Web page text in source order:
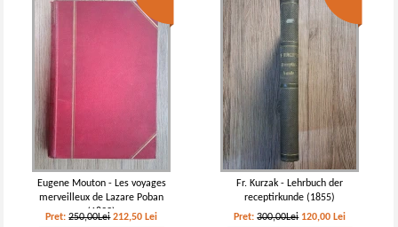
Eugene Mouton - Les voyages
merveilleux de Lazare Poban
(1893)
Pret:250,00Lei 212,50 Lei
Fr. Kurzak - Lehrbuch der
receptirkunde (1855)
Pret:300,00Lei 120,00 Lei